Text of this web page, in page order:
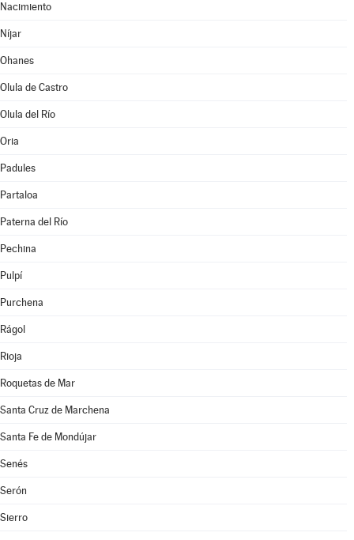
Nacimiento
Níjar
Ohanes
Olula de Castro
Olula del Río
Oria
Padules
Partaloa
Paterna del Río
Pechina
Pulpí
Purchena
Rágol
Rioja
Roquetas de Mar
Santa Cruz de Marchena
Santa Fe de Mondújar
Senés
Serón
Sierro